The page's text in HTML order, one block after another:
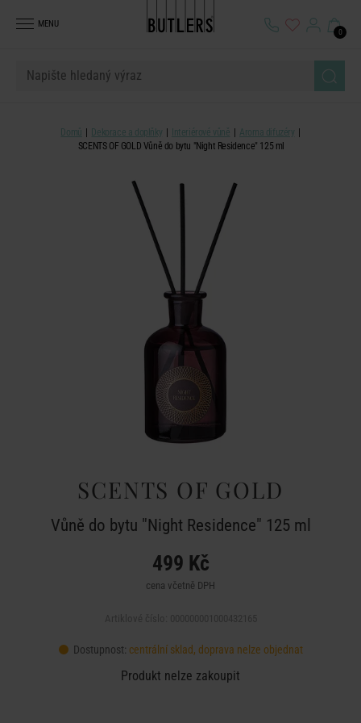
MENU
0
Domů Dekorace a doplňky Interiérové vůně
Aroma difuzéry
SCENTS OF GOLD Vůně do bytu "Night Residence" 125 ml
SCENTS OF GOLD
Vůně do bytu "Night Residence" 125 ml
499 Kč
cena včetně DPH
Dostupnost: centrální sklad, doprava nelze objednat
Produkt nelze zakoupit